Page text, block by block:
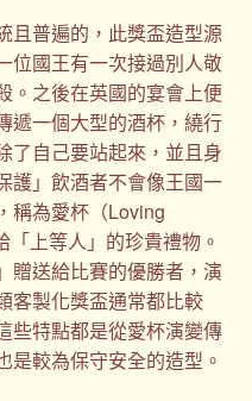
且普遍的，此獎盃造型源
位國王有一次接過別人敬
。之後在英國的宴會上便
遞一個大型的酒杯，繞行
了自己要站起來，並且身
護」飲酒者不會像王國一
稱為愛杯（Loving
上等人」的珍貴禮物。
贈送給比賽的優勝者，演
客製化獎盃通常都比較
些特點都是從愛杯演變傳
是較為保守安全的造型。